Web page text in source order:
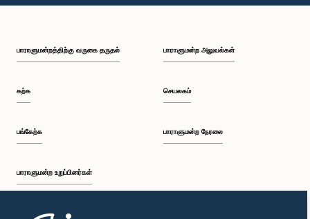
பாராளுமன்றத்திற்கு வருகை தருதல்
கற்க
பங்கேற்க
பாராளுமன்ற உறுப்பினர்கள்
முதற்பக்கம்
பாராளுமன்ற அலுவல்கள்
செயலகம்
பாராளுமன்ற நேரலை